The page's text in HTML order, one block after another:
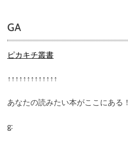
GA
ピカキチ叢書
↑↑↑↑↑↑↑↑↑↑↑↑↑
あなたの読みたい本がここにある！
g: